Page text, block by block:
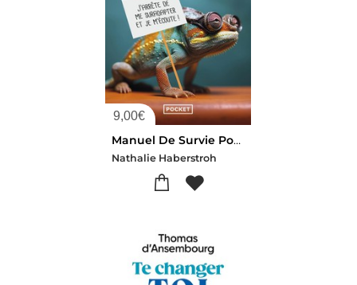
9,00€
Manuel De Survie Pour Hypersensibles, Indecis, Insatisfaits Et Perfectionnistes
Nathalie Haberstroh